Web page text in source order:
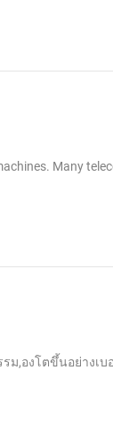
Many
,องโตขึ้นอย่างเบ